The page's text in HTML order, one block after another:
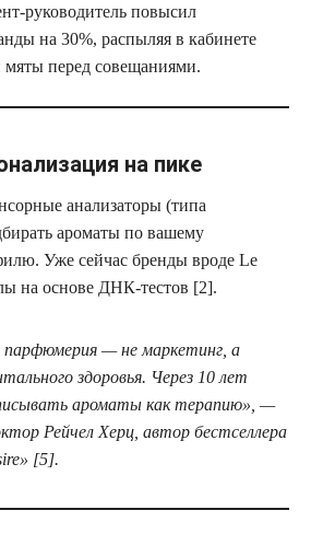
руководитель повысил
на 30%, распыляя в кабинете
мяты перед совещаниями.
на пике
анализаторы (типа
ароматы по вашему
Уже сейчас бренды вроде Le
на основе ДНК-тестов [2].
парфюмерия — не маркетинг, а
здоровья. Через 10 лет
ароматы как терапию», —
Рейчел Херц, автор бестселлера
[5].